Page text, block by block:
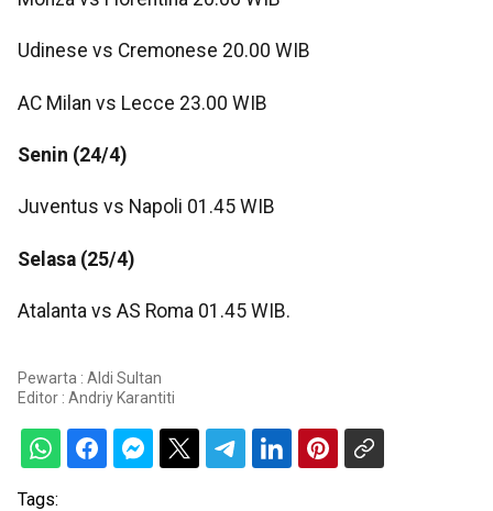
Udinese vs Cremonese 20.00 WIB
AC Milan vs Lecce 23.00 WIB
Senin (24/4)
Juventus vs Napoli 01.45 WIB
Selasa (25/4)
Atalanta vs AS Roma 01.45 WIB.
Pewarta : Aldi Sultan
Editor : Andriy Karantiti
Tags: